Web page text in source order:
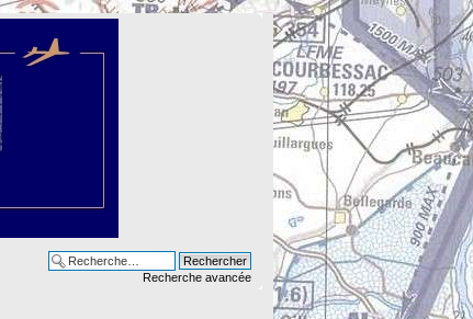
Recherche avancée